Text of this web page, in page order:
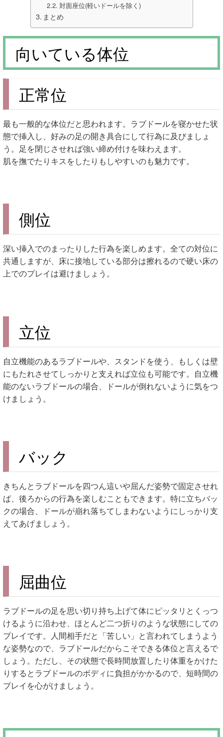
対面座位(軽いドールを除く)
まとめ
向いている体位
正常位
最も一般的な体位だと思われます。ラブドールを寝かせた状
態で挿入し、好みの足の開き具合にして行為に及びましょ
う。足を閉じさせれば強い締め付けを味わえます。
肌を撫でたりキスをしたりもしやすいのも魅力です。
側位
深い挿入でのまったりした行為を楽しめます。全ての対位に
共通しますが、床に接地している部分は擦れるので硬い床の
上でのプレイは避けましょう。
立位
自立機能のあるラブドールや、スタンドを使う、もしくは壁
にもたれさせてしっかりと支えれば立位も可能です。自立機
能のないラブドールの場合、ドールが倒れないように気をつ
けましょう。
バック
きちんとラブドールを四つん這いや屈んだ姿勢で固定させれ
ば、後ろからの行為を楽しむこともできます。特に立ちバッ
クの場合、ドールが崩れ落ちてしまわないようにしっかり支
えてあげましょう。
屈曲位
ラブドールの足を思い切り持ち上げて体にピッタリとくっつ
けるように沿わせ、ほとんど二つ折りのような状態にしての
プレイです。人間相手だと「苦しい」と言われてしまうよう
な姿勢なので、ラブドールだからこそできる体位と言えるで
しょう。ただし、その状態で長時間放置したり体重をかけた
りするとラブドールのボディに負担がかかるので、短時間の
プレイを心がけましょう。